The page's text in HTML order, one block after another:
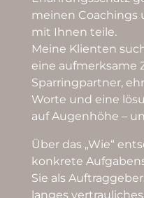
meinen Coachings
mit Ihnen teile.
Meine Klienten
eine aufmerksame
Sparringpartner,
Worte und eine
auf Augenhöhe –
Über das „Wie“
konkrete
Sie als
langes